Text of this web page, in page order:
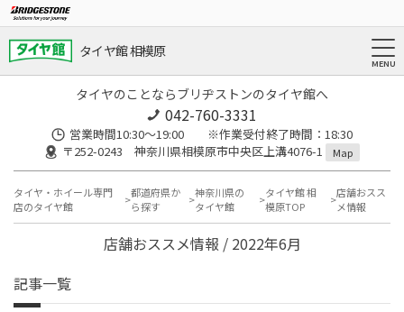
タイヤ館 相模原
タイヤのことならブリヂストンのタイヤ館へ
042-760-3331
営業時間10:30～19:00 ※作業受付終了時間：18:30
〒252-0243 神奈川県相模原市中央区上溝4076-1
Map
タイヤ・ホイール専門
店のタイヤ館
都道府県か
ら探す
神奈川県の
タイヤ館
タイヤ館 相
模原TOP
店舗おスス
メ情報
店舗おススメ情報 / 2022年6月
記事一覧